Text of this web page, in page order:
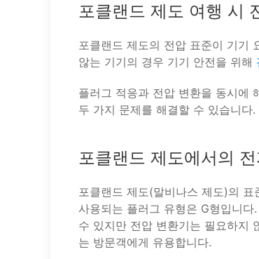
포클랜드 제도 여행 시
포클랜드 제도의 전압 표준이 기기
않는 기기의 경우 기기 안전을 위해
플러그 적응과 전압 변환을 동시에
두 가지 문제를 해결할 수 있습니다.
포클랜드 제도에서의
포클랜드 제도(말비나스 제도)의
사용되는 플러그 유형은 G형입니
수 있지만 전압 변환기는 필요하지
는 방문객에게 유용합니다.